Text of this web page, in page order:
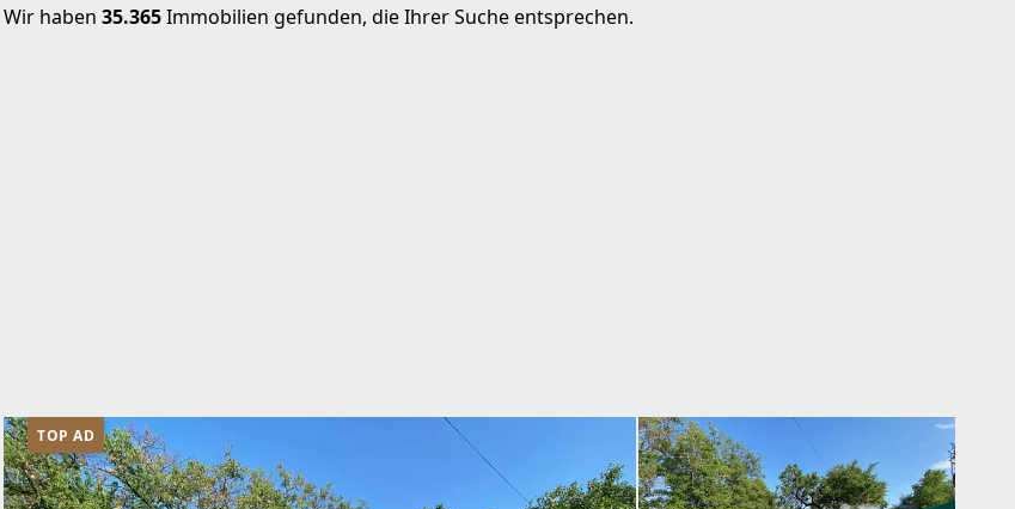
Wir haben 35.365Immobilien gefunden, die Ihrer Suche entsprechen.
TOP AD